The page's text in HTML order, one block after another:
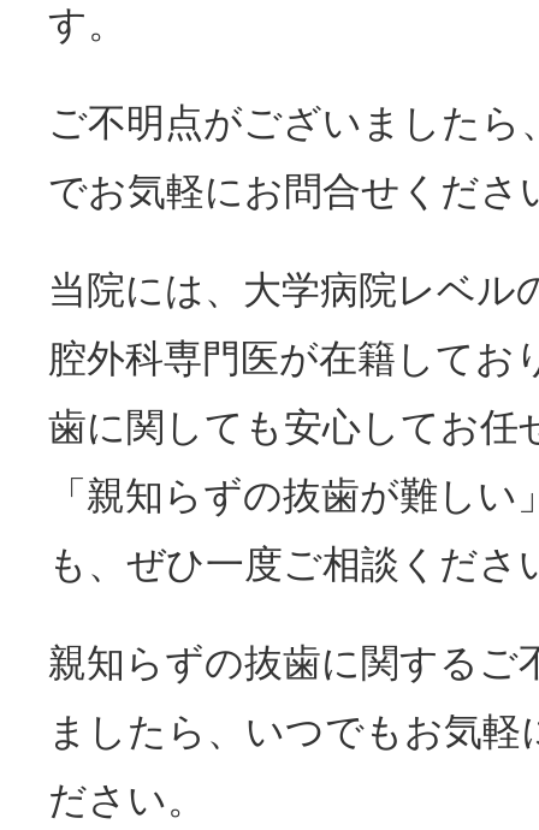
す。
ご不明点がございましたら
でお気軽にお問合せくださ
当院には、大学病院レベル
腔外科専門医が在籍してお
歯に関しても安心してお任
「親知らずの抜歯が難し
も、ぜひ一度ご相談くださ
親知らずの抜歯に関するご
ましたら、いつでもお気
ださい。